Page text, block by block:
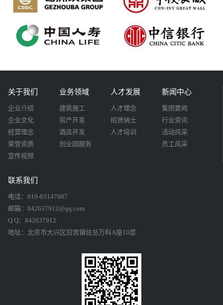
关于我们
企业介绍
企业文化
经营理念
荣誉资质
宣传视频
业务领域
建筑施工
房产开发
酒店开发
创业园服务
人才发展
人才理念
招贤纳士
人才培训
新闻中心
集团要闻
行业资讯
活动风采
员工风采
联系我们
电话：010-85147087
邮箱：842637912@qq.com
Q Q：842637912
地址：北京市大兴区旧宫镇住总万科A座10层